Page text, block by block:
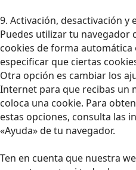
9. Activación, desactivación y
Puedes utilizar tu navegador
cookies de forma automática
especificar que ciertas
Otra opción es cambiar los
Internet para que recibas un
coloca una cookie. Para
estas opciones, consulta las
«Ayuda» de tu navegador.
Ten en cuenta que nuestra